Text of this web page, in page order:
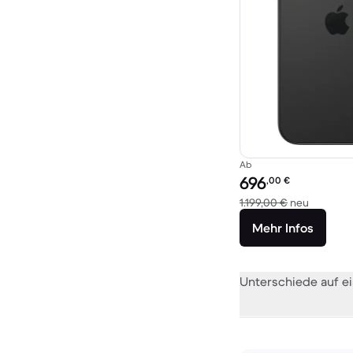
Ab
Preis des erneuerten
696,00 €
1.199,00 € neu
Mehr Infos
Unterschiede auf